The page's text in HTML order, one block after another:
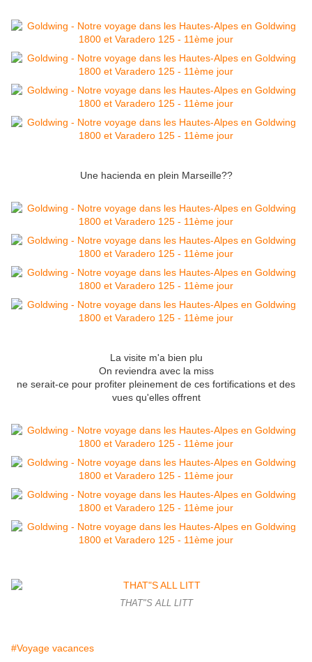
Une hacienda en plein Marseille??
La visite m'a bien plu
On reviendra avec la miss
ne serait-ce pour profiter pleinement de ces fortifications et des
vues qu'elles offrent
THAT"S ALL LITT
#Voyage vacances